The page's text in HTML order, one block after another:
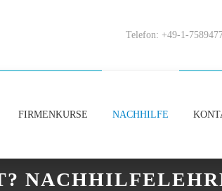
Telefon: +49-1-
FIRMENKURSE NACHHILFE